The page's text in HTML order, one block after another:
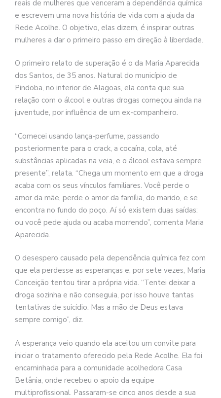
reais de mulheres que venceram a dependência química
e escrevem uma nova história de vida com a ajuda da
Rede Acolhe. O objetivo, elas dizem, é inspirar outras
mulheres a dar o primeiro passo em direção à liberdade.
O primeiro relato de superação é o da Maria Aparecida
dos Santos, de 35 anos. Natural do município de
Pindoba, no interior de Alagoas, ela conta que sua
relação com o álcool e outras drogas começou ainda na
juventude, por influência de um ex-companheiro.
“Comecei usando lança-perfume, passando
posteriormente para o crack, a cocaína, cola, até
substâncias aplicadas na veia, e o álcool estava sempre
presente”, relata. “Chega um momento em que a droga
acaba com os seus vínculos familiares. Você perde o
amor da mãe, perde o amor da família, do marido, e se
encontra no fundo do poço. Aí só existem duas saídas:
ou você pede ajuda ou acaba morrendo”, comenta Maria
Aparecida.
O desespero causado pela dependência química fez com
que ela perdesse as esperanças e, por sete vezes, Maria
Conceição tentou tirar a própria vida. “Tentei deixar a
droga sozinha e não conseguia, por isso houve tantas
tentativas de suicídio. Mas a mão de Deus estava
sempre comigo”, diz.
A esperança veio quando ela aceitou um convite para
iniciar o tratamento oferecido pela Rede Acolhe. Ela foi
encaminhada para a comunidade acolhedora Casa
Betânia, onde recebeu o apoio da equipe
multiprofissional. Passaram-se cinco anos desde a sua